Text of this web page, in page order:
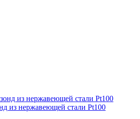
из нержавеющей стали Pt100